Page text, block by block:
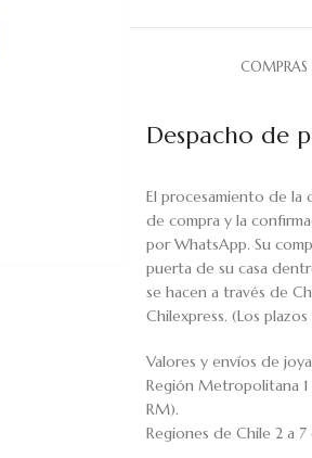
COMPRAS
Despacho de
El procesamiento de la
de compra y la
por WhatsApp. Su
puerta de su casa
se hacen a través de
Chilexpress. (Los
Valores y envíos de
Región Metropolitana
RM).
Regiones de Chile 2 a